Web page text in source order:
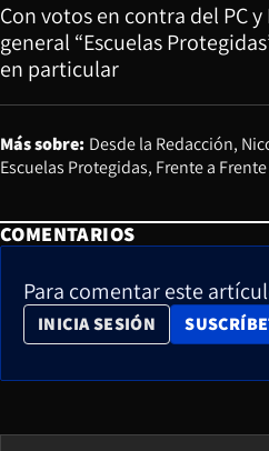
Con votos en contra del PC
general “Escuelas
en particular
Más sobre: Desde la Redacción
Escuelas Protegidas Frente a Frente
COMENTARIOS
Para comentar este
INICIA SESIÓN OPENS IN